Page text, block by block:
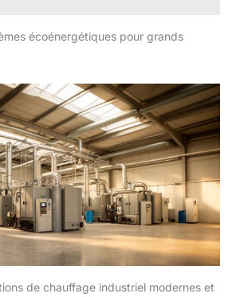
écoénergétiques pour grands
de chauffage industriel modernes et